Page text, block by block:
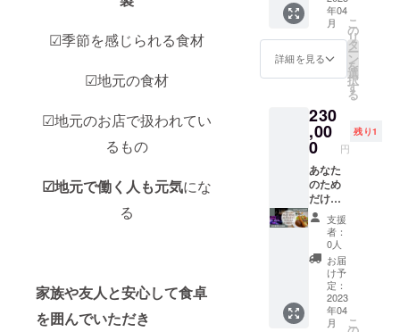
☑︎季節を感じられる食材
☑︎地元の食材
☑︎地元のお店で扱われてい
るもの
☑︎地元で働く人も元気にな
る
家族や友人と安心して食卓
を囲んでいただき
ご確認
くださ
い。
きま
す。 ・
公序良
俗に反
ませ
ん。 ・
出店場
所まで
の交通
費や滞
在費は
お客様
ご負担
となり
ます。
・お互
いに賃
金は発
生いた
しませ
人で活
動され
ている
方は業
態 ・
SNSお
方はア
カウン
ト名 を
ご明記
くださ
いませ
＊注意
事項 ・
改めて
詳細の
メール
をお送
りしま
すの
で、日
程につ
相談さ
せて頂
きます
・ リ
ターン
対応期
2023年
4月〜
2024年
3月まで
の間で
2022
年10月
頃に一
度メー
ルにて
詳細と
共にご
希望の
日程相
談をさ
せて頂
演奏 ◯
ディ
ナー
コー
ス 大
人10人
み放題
付き）
◯お礼
の手紙
※メール
の返信
がない
場合、
お電話
をさせ
て頂く
場合が
ござい
ます
備考欄
にお電
もして
頂けま
す。 応
援、よ
ろしく
お願い
ます！
《内
容》 ◯
貸切お
時間は
10時間
（10
時〜22
時まで
のお時
間内で
ご対応
いたし
ます）
◯フー
ド（デ
ちゃん
と一緒
に のり
えもん
カレー
とリノ
お料理
やデ
ザー
ト、合
計80人
分を
持って
いきま
す！ ※1
円単位
でプラ
スのご
支援も
して頂
けま
す。 応
年04
月
詳細を見る
こ
の
リ
タ
ー
ン
を
選
択
す
る
230
,00
0 円
残り1
あなた
のため
だけに
LinoLin
oのディ
ナー＆
高久知
也さん
とHIKO
さんの
コラボ
演奏！
支援
者：
0人
お届
け予
定：
2023
年04
月
こ